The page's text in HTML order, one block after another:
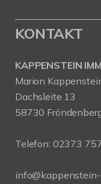
KONTAKT
KAPPENSTEIN
Marion
Dachsleite 13
58730
Telefon: 02373